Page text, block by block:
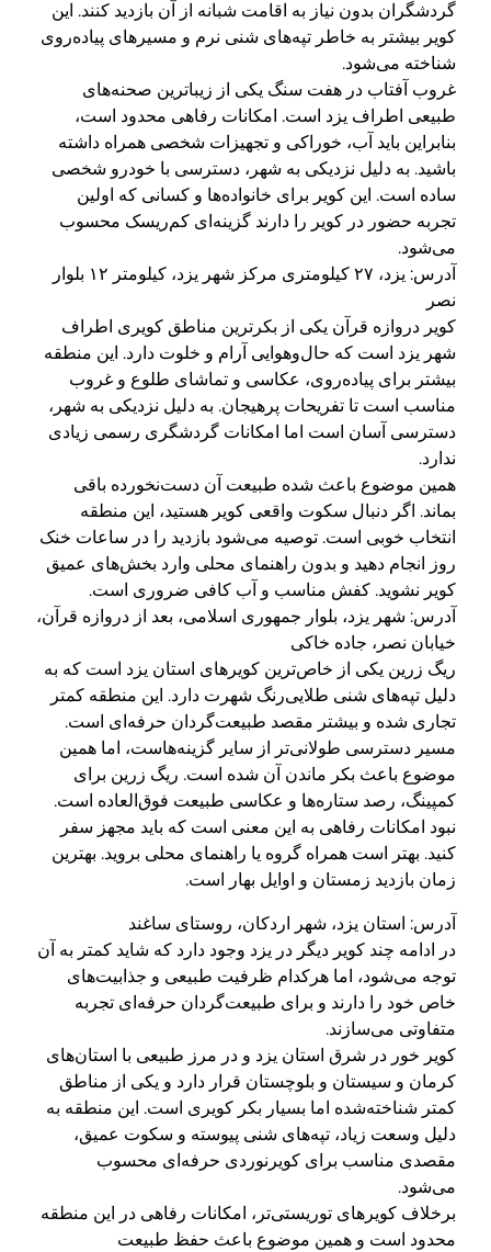
گردشگران بدون نیاز به اقامت شبانه از آن بازدید کنند. این
کویر بیشتر به خاطر تپه‌های شنی نرم و مسیرهای پیاده‌روی
شناخته می‌شود.
غروب آفتاب در هفت سنگ یکی از زیباترین صحنه‌های
طبیعی اطراف یزد است. امکانات رفاهی محدود است،
بنابراین باید آب، خوراکی و تجهیزات شخصی همراه داشته
باشید. به دلیل نزدیکی به شهر، دسترسی با خودرو شخصی
ساده است. این کویر برای خانواده‌ها و کسانی که اولین
تجربه حضور در کویر را دارند گزینه‌ای کم‌ریسک محسوب
می‌شود.
آدرس: یزد، ۲۷ کیلومتری مرکز شهر یزد، کیلومتر ۱۲ بلوار
نصر
کویر دروازه قرآن یکی از بکرترین مناطق کویری اطراف
شهر یزد است که حال‌وهوایی آرام و خلوت دارد. این منطقه
بیشتر برای پیاده‌روی، عکاسی و تماشای طلوع و غروب
مناسب است تا تفریحات پرهیجان. به دلیل نزدیکی به شهر،
دسترسی آسان است اما امکانات گردشگری رسمی زیادی
ندارد.
همین موضوع باعث شده طبیعت آن دست‌نخورده باقی
بماند. اگر دنبال سکوت واقعی کویر هستید، این منطقه
انتخاب خوبی است. توصیه می‌شود بازدید را در ساعات خنک
روز انجام دهید و بدون راهنمای محلی وارد بخش‌های عمیق
کویر نشوید. کفش مناسب و آب کافی ضروری است.
آدرس: شهر یزد، بلوار جمهوری اسلامی، بعد از دروازه قرآن،
خیابان نصر، جاده خاکی
ریگ زرین یکی از خاص‌ترین کویرهای استان یزد است که به
دلیل تپه‌های شنی طلایی‌رنگ شهرت دارد. این منطقه کمتر
تجاری شده و بیشتر مقصد طبیعت‌گردان حرفه‌ای است.
مسیر دسترسی طولانی‌تر از سایر گزینه‌هاست، اما همین
موضوع باعث بکر ماندن آن شده است. ریگ زرین برای
کمپینگ، رصد ستاره‌ها و عکاسی طبیعت فوق‌العاده است.
نبود امکانات رفاهی به این معنی است که باید مجهز سفر
کنید. بهتر است همراه گروه یا راهنمای محلی بروید. بهترین
زمان بازدید زمستان و اوایل بهار است.
آدرس: استان یزد، شهر اردکان، روستای ساغند
در ادامه چند کویر دیگر در یزد وجود دارد که شاید کمتر به آن
توجه می‌شود، اما هرکدام ظرفیت طبیعی و جذابیت‌های
خاص خود را دارند و برای طبیعت‌گردان حرفه‌ای تجربه
متفاوتی می‌سازند.
کویر خور در شرق استان یزد و در مرز طبیعی با استان‌های
کرمان و سیستان و بلوچستان قرار دارد و یکی از مناطق
کمتر شناخته‌شده اما بسیار بکر کویری است. این منطقه به
دلیل وسعت زیاد، تپه‌های شنی پیوسته و سکوت عمیق،
مقصدی مناسب برای کویرنوردی حرفه‌ای محسوب
می‌شود.
برخلاف کویرهای توریستی‌تر، امکانات رفاهی در این منطقه
محدود است و همین موضوع باعث حفظ طبیعت